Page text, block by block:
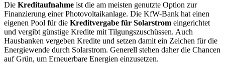
Die Kreditaufnahme ist die am meisten genutzte Option zur
Finanzierung einer Photovoltaikanlage. Die KfW-Bank hat einen
eigenen Pool für die Kreditvergabe für Solarstrom eingerichtet
und vergibt günstige Kredite mit Tilgungszuschüssen. Auch
Hausbanken vergeben Kredite und setzen damit ein Zeichen für die
Energiewende durch Solarstrom. Generell stehen daher die Chancen
auf Grün, um Erneuerbare Energien einzusetzen.